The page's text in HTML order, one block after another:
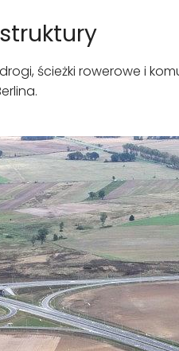
ścieżki rowerowe i